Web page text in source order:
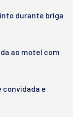
durante briga
ao motel com
convidada e